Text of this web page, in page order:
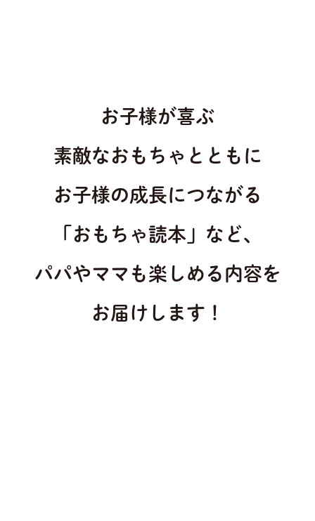
お子様が喜ぶ
素敵なおもちゃとともに
お子様の成長につながる
「おもちゃ読本」など、
パパやママも楽しめる内容を
お届けします！